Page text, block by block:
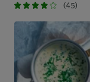
(45)